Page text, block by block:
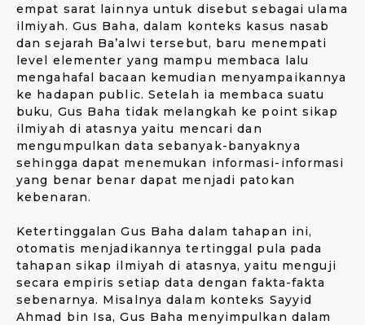
empat sarat lainnya untuk disebut sebagai ulama
ilmiyah. Gus Baha, dalam konteks kasus nasab
dan sejarah Ba’alwi tersebut, baru menempati
level elementer yang mampu membaca lalu
mengahafal bacaan kemudian menyampaikannya
ke hadapan public. Setelah ia membaca suatu
buku, Gus Baha tidak melangkah ke point sikap
ilmiyah di atasnya yaitu mencari dan
mengumpulkan data sebanyak-banyaknya
sehingga dapat menemukan informasi-informasi
yang benar benar dapat menjadi patokan
kebenaran.
Ketertinggalan Gus Baha dalam tahapan ini,
otomatis menjadikannya tertinggal pula pada
tahapan sikap ilmiyah di atasnya, yaitu menguji
secara empiris setiap data dengan fakta-fakta
sebenarnya. Misalnya dalam konteks Sayyid
Ahmad bin Isa, Gus Baha menyimpulkan dalam